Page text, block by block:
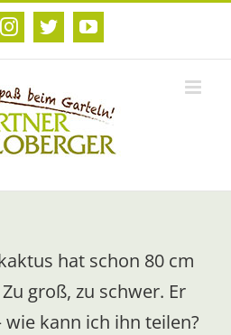
Instagram
TwitterYouTube
hat schon 80 cm
groß, zu schwer. Er
kann ich ihn teilen?